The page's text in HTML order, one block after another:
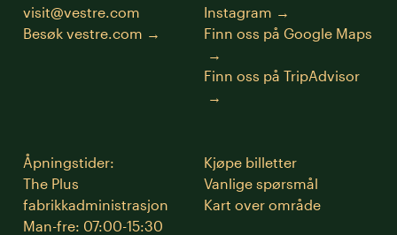
visit@vestre.com
Besøk vestre.com
Instagram
Finn oss på Google Maps
Finn oss på TripAdvisor
Åpningstider:
The Plus
fabrikkadministrasjon
Man-fre: 07:00-15:30
Kjøpe billetter
Vanlige spørsmål
Kart over område